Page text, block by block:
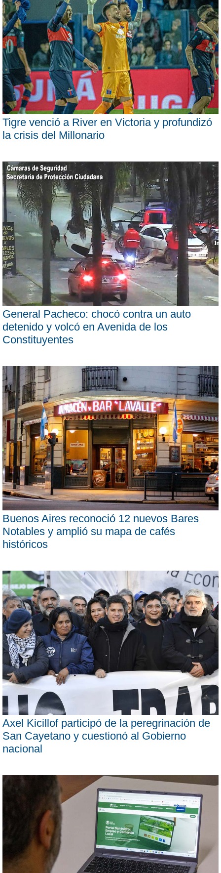
Tigre venció a River en Victoria y profundizó
la crisis del Millonario
General Pacheco: chocó contra un auto
detenido y volcó en Avenida de los
Constituyentes
Buenos Aires reconoció 12 nuevos Bares
Notables y amplió su mapa de cafés
históricos
Axel Kicillof participó de la peregrinación de
San Cayetano y cuestionó al Gobierno
nacional